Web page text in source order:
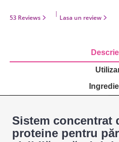
53 Reviews
|
Lasa un review
Sistem concentrat
proteine pentru